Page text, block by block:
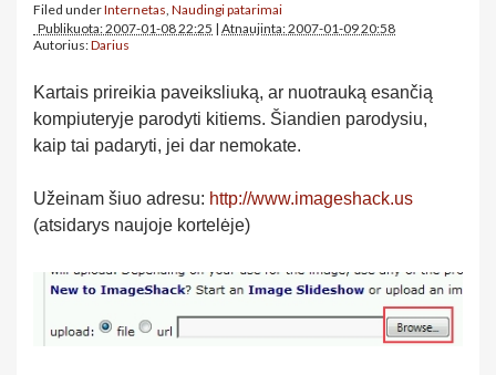
Filed underInternetas, Naudingi patarimai
Publikuota: 2007-01-08 22:25 | Atnaujinta: 2007-01-09 20:58
Autorius:Darius
Kartais prireikia paveiksliuką, ar nuotrauką esančią
kompiuteryje parodyti kitiems. Šiandien parodysiu,
kaip tai padaryti, jei dar nemokate.
Užeinam šiuo adresu: http://www.imageshack.us
(atsidarys naujoje kortelėje)